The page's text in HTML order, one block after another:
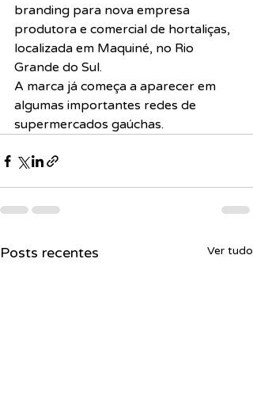
branding para nova empresa
produtora e comercial de hortaliças,
localizada em Maquiné, no Rio
Grande do Sul.
A marca já começa a aparecer em
algumas importantes redes de
supermercados gaúchas.
Posts recentes Ver tudo